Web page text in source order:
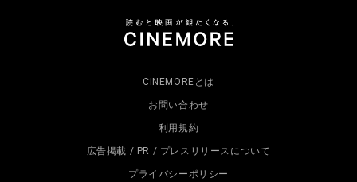
CINEMOREとは
お問い合わせ
利用規約
広告掲載 / PR / プレスリリースについて
プライバシーポリシー